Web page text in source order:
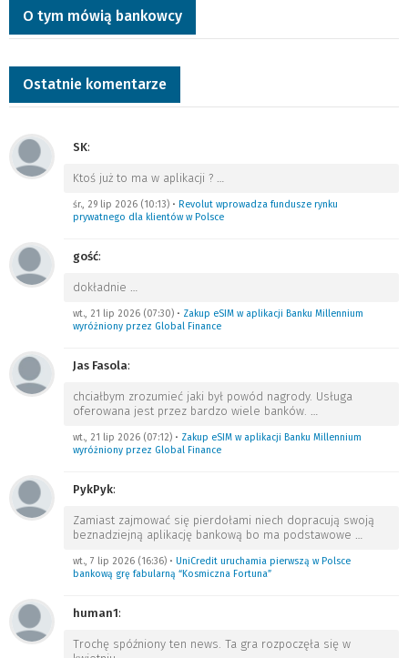
O tym mówią bankowcy
Ostatnie komentarze
SK:
Ktoś już to ma w aplikacji ? …
śr., 29 lip 2026 (10:13) • Revolut wprowadza fundusze rynku
prywatnego dla klientów w Polsce
gość:
dokładnie …
wt., 21 lip 2026 (07:30) • Zakup eSIM w aplikacji Banku Millennium
wyróżniony przez Global Finance
Jas Fasola:
chciałbym zrozumieć jaki był powód nagrody. Usługa
oferowana jest przez bardzo wiele banków. …
wt., 21 lip 2026 (07:12) • Zakup eSIM w aplikacji Banku Millennium
wyróżniony przez Global Finance
PykPyk:
Zamiast zajmować się pierdołami niech dopracują swoją
beznadziejną aplikację bankową bo ma podstawowe …
wt., 7 lip 2026 (16:36) • UniCredit uruchamia pierwszą w Polsce
bankową grę fabularną “Kosmiczna Fortuna”
human1:
Trochę spóźniony ten news. Ta gra rozpoczęła się w